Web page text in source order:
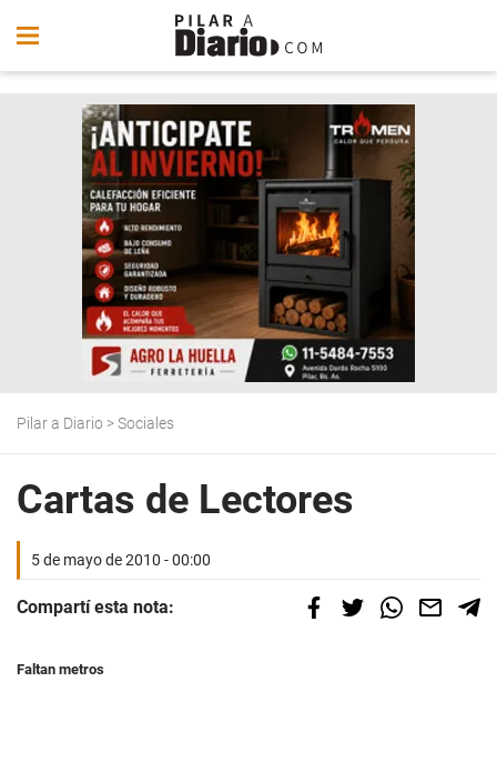
Pilar a Diario >Sociales
Cartas de Lectores
5 de mayo de 2010 - 00:00
Compartí esta nota:
Faltan metros